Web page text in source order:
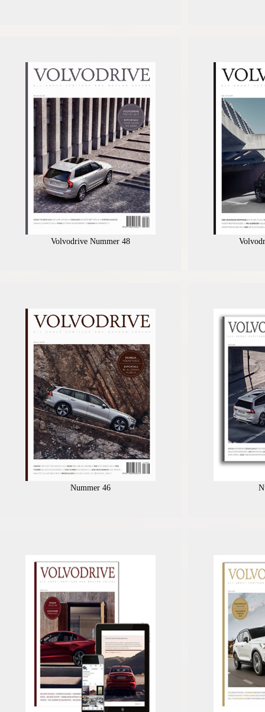
Volvodrive Nummer 48
Nummer 46